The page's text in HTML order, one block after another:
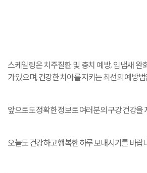
스케일링은 치주질환 및 충치 예방, 입냄새 완
가 있으며, 건강한 치아를 지키는 최선의 예방
앞으로도 정확한 정보로 여러분의 구강 건강을
오늘도 건강하고 행복한 하루 보내시기를 바랍